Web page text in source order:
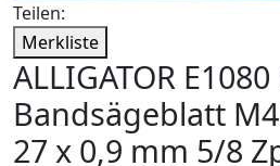
Teilen:
Merkliste
ALLIGATOR E1080
Bandsägeblatt
27 x 0,9 mm 5/8